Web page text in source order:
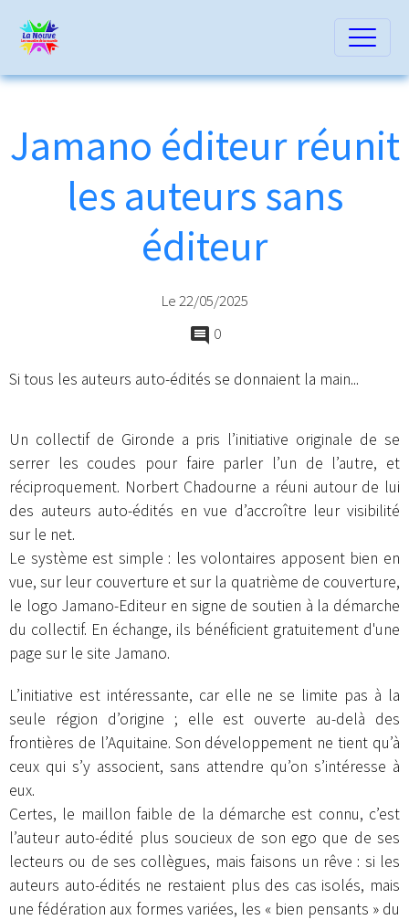
Jamano éditeur réunit
les auteurs sans
éditeur
Le 22/05/2025
0
Si tous les auteurs auto-édités se donnaient la main...
Un collectif de Gironde a pris l’initiative originale de se
serrer les coudes pour faire parler l’un de l’autre, et
réciproquement. Norbert Chadourne a réuni autour de lui
des auteurs auto-édités en vue d’accroître leur visibilité
sur le net.
Le système est simple : les volontaires apposent bien en
vue, sur leur couverture et sur la quatrième de couverture,
le logo Jamano-Editeur en signe de soutien à la démarche
du collectif. En échange, ils bénéficient gratuitement d'une
page sur le site Jamano.
L’initiative est intéressante, car elle ne se limite pas à la
seule région d’origine ; elle est ouverte au-delà des
frontières de l’Aquitaine. Son développement ne tient qu’à
ceux qui s’y associent, sans attendre qu’on s’intéresse à
eux.
Certes, le maillon faible de la démarche est connu, c’est
l’auteur auto-édité plus soucieux de son ego que de ses
lecteurs ou de ses collègues, mais faisons un rêve : si les
auteurs auto-édités ne restaient plus des cas isolés, mais
une fédération aux formes variées, les « bien pensants » du